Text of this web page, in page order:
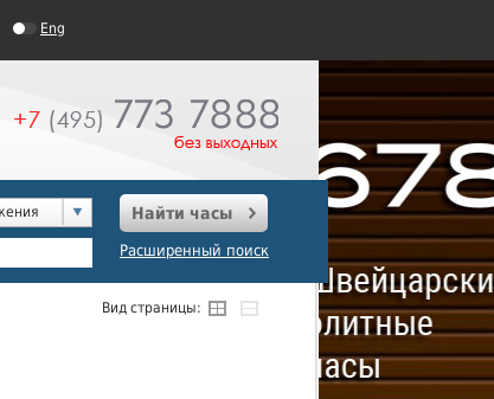
Eng
Найти часы
Расширенный поиск
Вид страницы: